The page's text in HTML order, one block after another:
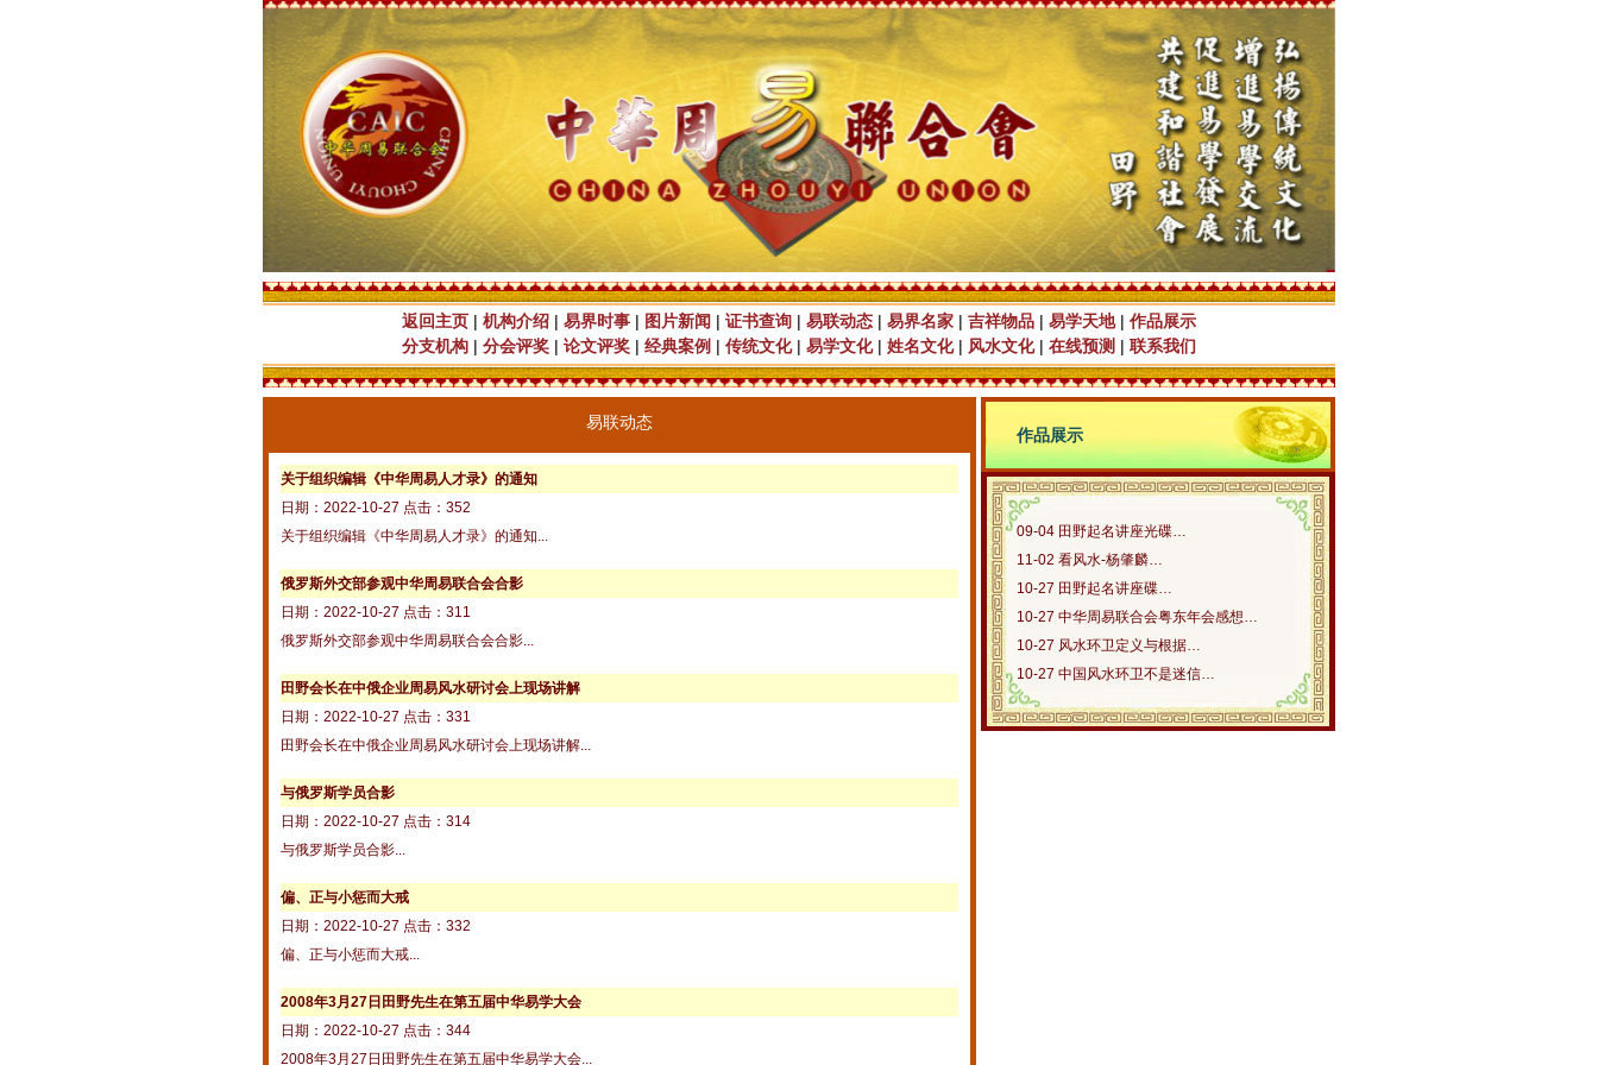
返回主页 | 机构介绍 | 易界时事 | 图片新闻 | 证书查询 | 易联动态 | 易界名家 | 吉祥物品 | 易学天地| 作品展示
分支机构 | 分会评奖 | 论文评奖 | 经典案例 | 传统文化| 易学文化| 姓名文化| 风水文化| 在线预测 | 联系我们
易联动态
关于组织编辑《中华周易人才录》的通知
日期：2022-10-27 点击：352
关于组织编辑《中华周易人才录》的通知...
俄罗斯外交部参观中华周易联合会合影
日期：2022-10-27 点击：311
俄罗斯外交部参观中华周易联合会合影...
田野会长在中俄企业周易风水研讨会上现场讲解
日期：2022-10-27 点击：331
田野会长在中俄企业周易风水研讨会上现场讲解...
与俄罗斯学员合影
日期：2022-10-27 点击：314
与俄罗斯学员合影...
偏、正与小惩而大戒
日期：2022-10-27 点击：332
偏、正与小惩而大戒...
2008年3月27日田野先生在第五届中华易学大会
日期：2022-10-27 点击：344
2008年3月27日田野先生在第五届中华易学大会...
作品展示
09-04 田野起名讲座光碟…
11-02 看风水-杨肇麟…
10-27 田野起名讲座碟…
10-27 中华周易联合会粤东年会感想…
10-27 风水环卫定义与根据…
10-27 中国风水环卫不是迷信…